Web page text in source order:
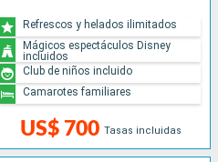
US$ 700 Tasas incluidas
Refrescos y helados ilimitados
Mágicos espectáculos Disney
incluidos
Club de niños incluido
Camarotes familiares